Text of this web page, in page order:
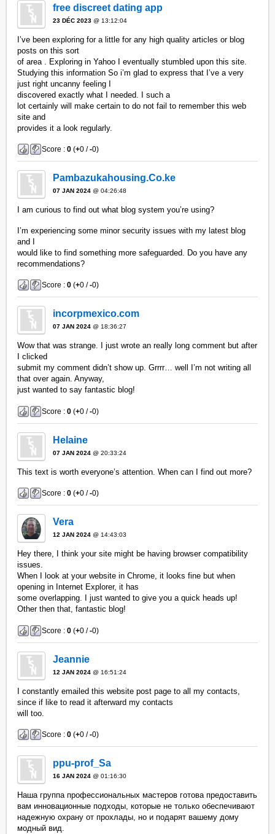
free discreet dating app
23 DÉC 2023 @ 13:12:04
I’ve been exploring for a little for any high quality articles or blog
posts on this sort
of area . Exploring in Yahoo I eventually stumbled upon this site.
Studying this information So i’m glad to express that I’ve a very
just right uncanny feeling I
discovered exactly what I needed. I such a
lot certainly will make certain to do not fail to remember this web
site and
provides it a look regularly.
Score :0 (+0 /-0)
Pambazukahousing.Co.ke
07 JAN 2024 @ 04:26:48
I am curious to find out what blog system you’re using?
I’m experiencing some minor security issues with my latest blog
and I
would like to find something more safeguarded. Do you have any
recommendations?
Score :0 (+0 /-0)
incorpmexico.com
07 JAN 2024 @ 18:36:27
Wow that was strange. I just wrote an really long comment but after
I clicked
submit my comment didn’t show up. Grrrr… well I’m not writing all
that over again. Anyway,
just wanted to say fantastic blog!
Score :0 (+0 /-0)
Helaine
07 JAN 2024 @ 20:33:24
This text is worth everyone’s attention. When can I find out more?
Score :0 (+0 /-0)
Vera
12 JAN 2024 @ 14:43:03
Hey there, I think your site might be having browser compatibility
issues.
When I look at your website in Chrome, it looks fine but when
opening in Internet Explorer, it has
some overlapping. I just wanted to give you a quick heads up!
Other then that, fantastic blog!
Score :0 (+0 /-0)
Jeannie
12 JAN 2024 @ 16:51:24
I constantly emailed this website post page to all my contacts,
since if like to read it afterward my contacts
will too.
Score :0 (+0 /-0)
ppu-prof_Sa
16 JAN 2024 @ 01:16:30
Наша группа профессиональных мастеров готова предоставить
вам инновационные подходы, которые не только обеспечивают
надежную охрану от прохлады, но и подарят вашему дому
модный вид.